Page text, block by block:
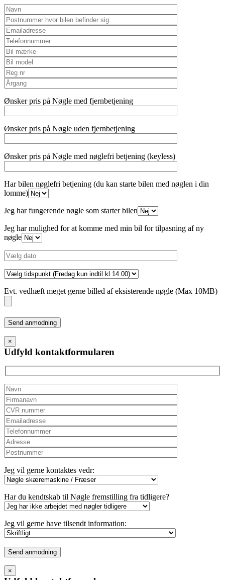
Ønsker pris på Nøgle med fjernbetjening
Ønsker pris på Nøgle uden fjernbetjening
Ønsker pris på Nøgle med nøglefri betjening (keyless)
Har bilen nøglefri betjening (du kan starte bilen med nøglen i din
lomme)
Jeg har fungerende nøgle som starter bilen
Jeg har mulighed for at komme med min bil for tilpasning af ny
nøgle
Evt. vedhæft meget gerne billed af eksisterende nøgle (Max 10MB)
Please
leave
this
field
empty.
×
Udfyld kontaktformularen
Jeg vil gerne kontaktes vedr:
Har du kendtskab til Nøgle fremstilling fra tidligere?
Jeg vil gerne have tilsendt information:
Please
leave
this
field
×